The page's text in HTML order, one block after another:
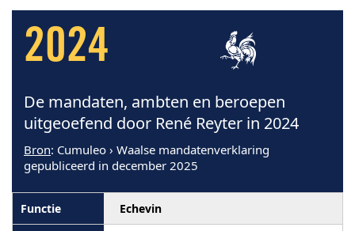
2024
De mandaten, ambten en beroepen
uitgeoefend door René Reyter in 2024
Bron: Cumuleo › Waalse mandatenverklaring
gepubliceerd in december 2025
Echevin